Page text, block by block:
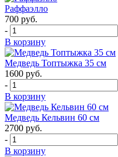
Раффаэлло
700 руб.
-
В корзину
Медведь Топтыжка 35 см
1600 руб.
-
В корзину
Медведь Кельвин 60 см
2700 руб.
-
В корзину